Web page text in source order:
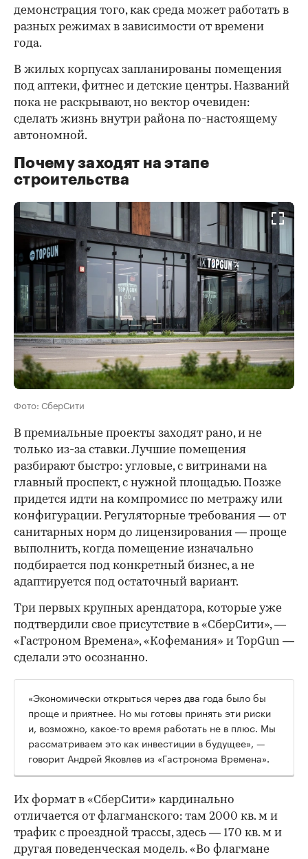
демонстрация того, как среда может работать в
разных режимах в зависимости от времени
года.
В жилых корпусах запланированы помещения
под аптеки, фитнес и детские центры. Названий
пока не раскрывают, но вектор очевиден:
сделать жизнь внутри района по-настоящему
автономной.
Почему заходят на этапе
строительства
Фото: СберСити
В премиальные проекты заходят рано, и не
только из-за ставки. Лучшие помещения
разбирают быстро: угловые, с витринами на
главный проспект, с нужной площадью. Позже
придется идти на компромисс по метражу или
конфигурации. Регуляторные требования — от
санитарных норм до лицензирования — проще
выполнить, когда помещение изначально
подбирается под конкретный бизнес, а не
адаптируется под остаточный вариант.
Три первых крупных арендатора, которые уже
подтвердили свое присутствие в «СберСити», —
«Гастроном Времена», «Кофемания» и TopGun —
сделали это осознанно.
«Экономически открыться через два года было бы
проще и приятнее. Но мы готовы принять эти риски
и, возможно, какое-то время работать не в плюс. Мы
рассматриваем это как инвестиции в будущее», —
говорит Андрей Яковлев из «Гастронома Времена».
Их формат в «СберСити» кардинально
отличается от флагманского: там 2000 кв. м и
трафик с проездной трассы, здесь — 170 кв. м и
другая поведенческая модель. «Во флагмане